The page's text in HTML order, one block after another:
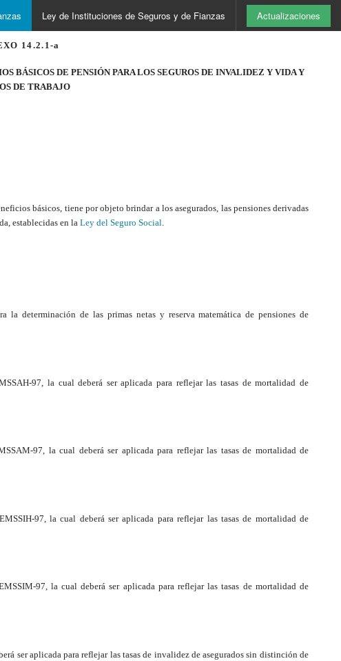
Ley de Instituciones de Seguros y de Fianzas Actualizaciones
14.2.1-a
BÁSICOS DE PENSIÓN PARA LOS SEGUROS DE INVALIDEZ Y VIDA Y
DE TRABAJO
básicos, tiene por objeto brindar a los asegurados, las pensiones derivadas
establecidas en laLey del Seguro Social
la determinación de las primas netas y reserva matemática de pensiones de
97, la cual deberá ser aplicada para reflejar las tasas de mortalidad de
97, la cual deberá ser aplicada para reflejar las tasas de mortalidad de
97, la cual deberá ser aplicada para reflejar las tasas de mortalidad de
97, la cual deberá ser aplicada para reflejar las tasas de mortalidad de
ser aplicada para reflejar las tasas de invalidez de asegurados sin distinción de